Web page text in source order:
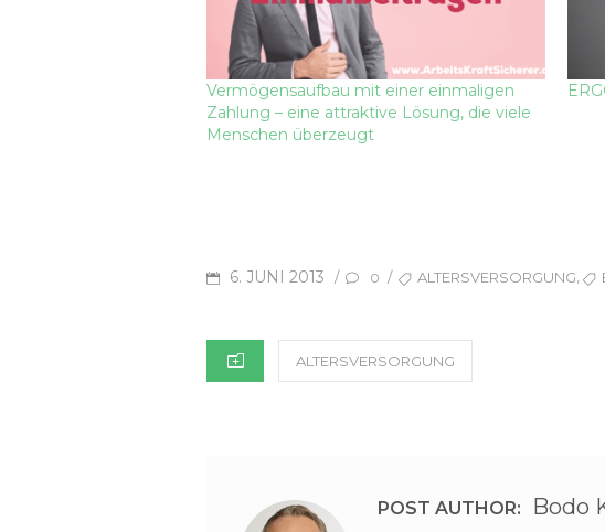
Vermögensaufbau mit einer einmaligen
Zahlung – eine attraktive Lösung, die viele
Menschen überzeugt
POSTED
6. JUNI 2013 / 0 / TAGSALTERSVERSORGUNG,
CATEGORIES
ALTERSVERSORGUNG
POST AUTHOR: Bodo